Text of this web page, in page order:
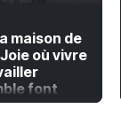
maison de
où vivre
font